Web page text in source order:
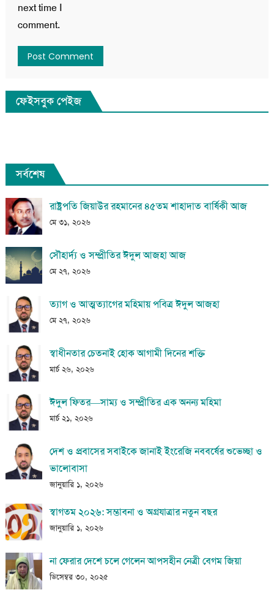
next time I
comment.
ফেইসবুক পেইজ
সর্বশেষ
রাষ্ট্রপতি জিয়াউর রহমানের ৪৫তম শাহাদাত বার্ষিকী আজ
মে ৩১, ২০২৬
সৌহার্দ্য ও সম্প্রীতির ঈদুল আজহা আজ
মে ২৭, ২০২৬
ত্যাগ ও আত্মত্যাগের মহিমায় পবিত্র ঈদুল আজহা
মে ২৭, ২০২৬
স্বাধীনতার চেতনাই হোক আগামী দিনের শক্তি
মার্চ ২৬, ২০২৬
ঈদুল ফিতর—সাম্য ও সম্প্রীতির এক অনন্য মহিমা
মার্চ ২১, ২০২৬
দেশ ও প্রবাসের সবাইকে জানাই ইংরেজি নববর্ষের শুভেচ্ছা ও
ভালোবাসা
জানুয়ারি ১, ২০২৬
স্বাগতম ২০২৬: সম্ভাবনা ও অগ্রযাত্রার নতুন বছর
জানুয়ারি ১, ২০২৬
না ফেরার দেশে চলে গেলেন আপসহীন নেত্রী বেগম জিয়া
ডিসেম্বর ৩০, ২০২৫